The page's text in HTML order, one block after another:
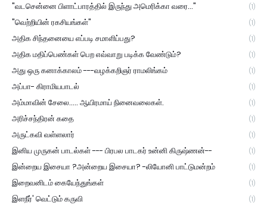
"வடசென்னை பிளாட்பாரத்தில் இருந்து அமெரிக்கா வரை..." (1)
"வெற்றியின் ரகசியங்கள்" (1)
அதிக சிந்தனையை எப்படி சமாளிப்பது? (1)
அதிக மதிப்பெண்கள் பெற எவ்வாறு படிக்க வேண்டும்? (1)
அது ஒரு கனாக்காலம் ---வழக்கறிஞர் ராமலிங்கம் (1)
அப்பா- கிராமியபாடல் (1)
அம்மாவின் சேலை..... ஆயிரமாய் நினைவலைகள். (1)
அரிச்சந்திரன் கதை (1)
அருட்கவி வள்ளலார் (1)
இனிய முருகன் பாடல்கள் --- பிரபல பாடகர் உன்னி கிருஷ்ணன்-- (1)
இன்றைய இசையா ?அன்றைய இசையா? -லியோனி பாட்டுமன்றம் (1)
இறைவனிடம் கையேந்துங்கள் (1)
இளநீர்' வெட்டும் கருவி (1)